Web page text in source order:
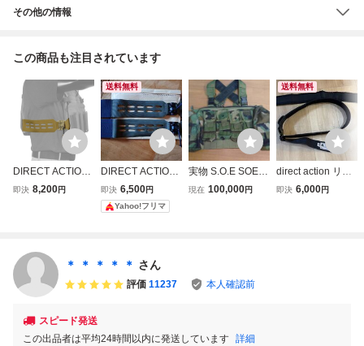
その他の情報
この商品も注目されています
DIRECT ACTION
スケルトン カマー
サイズ ]
即決 8,200円
送料無料
DIRECT ACTION
スケルトン カマー
バンド レンジャ
ーグリーン RG
即決 6,500円
Yahoo!フリマ
実物 S.O.E SOE D
irect Action Chest
現在 100,000円
送料無料
direct action リガ
ーベルト インナー
即決 6,000円
＊ ＊ ＊ ＊ ＊ さん
評価 11237 本人確認前
スピード発送
この出品者は平均24時間以内に発送しています 詳細